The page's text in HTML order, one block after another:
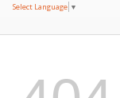
Select Language ▼